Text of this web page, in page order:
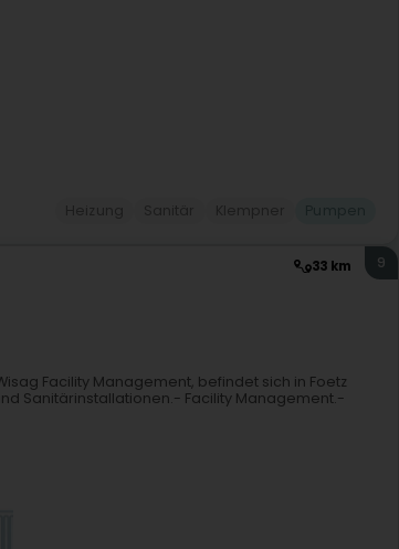
33 km 9
Facility Management, befindet sich in Foetz
Sanitärinstallationen.- Facility Management.-